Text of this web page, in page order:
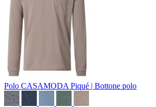
Polo CASAMODA Piqué | Bottone polo